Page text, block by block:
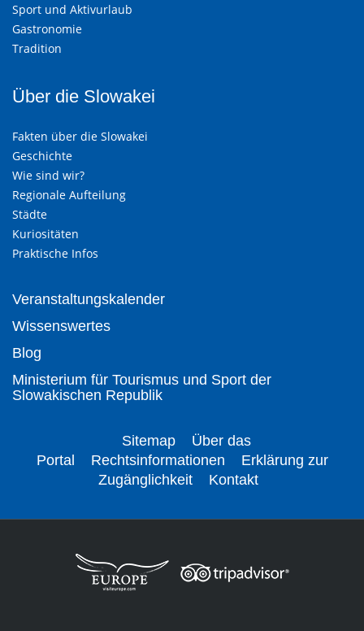
Sport und Aktivurlaub
Gastronomie
Tradition
Über die Slowakei
Fakten über die Slowakei
Geschichte
Wie sind wir?
Regionale Aufteilung
Städte
Kuriositäten
Praktische Infos
Veranstaltungskalender
Wissenswertes
Blog
Ministerium für Tourismus und Sport der
Slowakischen Republik
Sitemap
Über das
Portal
Rechtsinformationen
Erklärung zur
Zugänglichkeit
Kontakt